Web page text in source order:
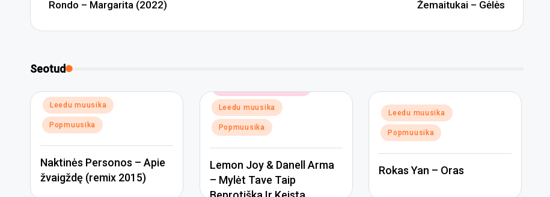
Rondo – Margarita (2022) Žemaitukai – Gėlės
Seotud
Posted
in
Leedu muusika
Popmuusika
Naktinės Personos – Apie
žvaigždę (remix 2015)
in
Leedu muusika
Popmuusika
Lemon Joy & Danell Arma
– Mylėt Tave Taip
Posted
in
Leedu muusika
Popmuusika
Rokas Yan – Oras